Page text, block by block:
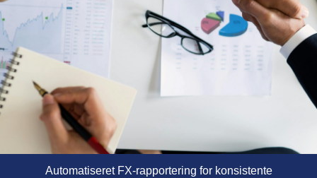
Automatiseret FX-rapportering for konsistente